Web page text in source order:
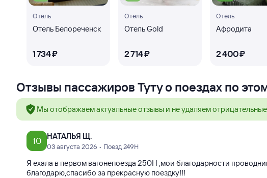
Отель
Отель Белореченск
1 ⁠734 ⁠₽
Отель
Отель Gold
2 ⁠714 ⁠₽
Отель
Афродита
2 ⁠400 ⁠₽
Отзывы пассажиров Туту о поездах по
Мы отображаем актуальные отзывы и не удаляем
10 НАТАЛЬЯ Щ.
03 августа 2026 • Поезд 249Н
Я ехала в первом вагонепоезда 250Н ,мои благодарности
благодарю,спасибо за прекрасную поездку!!!